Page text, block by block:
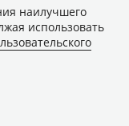
наилучшего
использовать